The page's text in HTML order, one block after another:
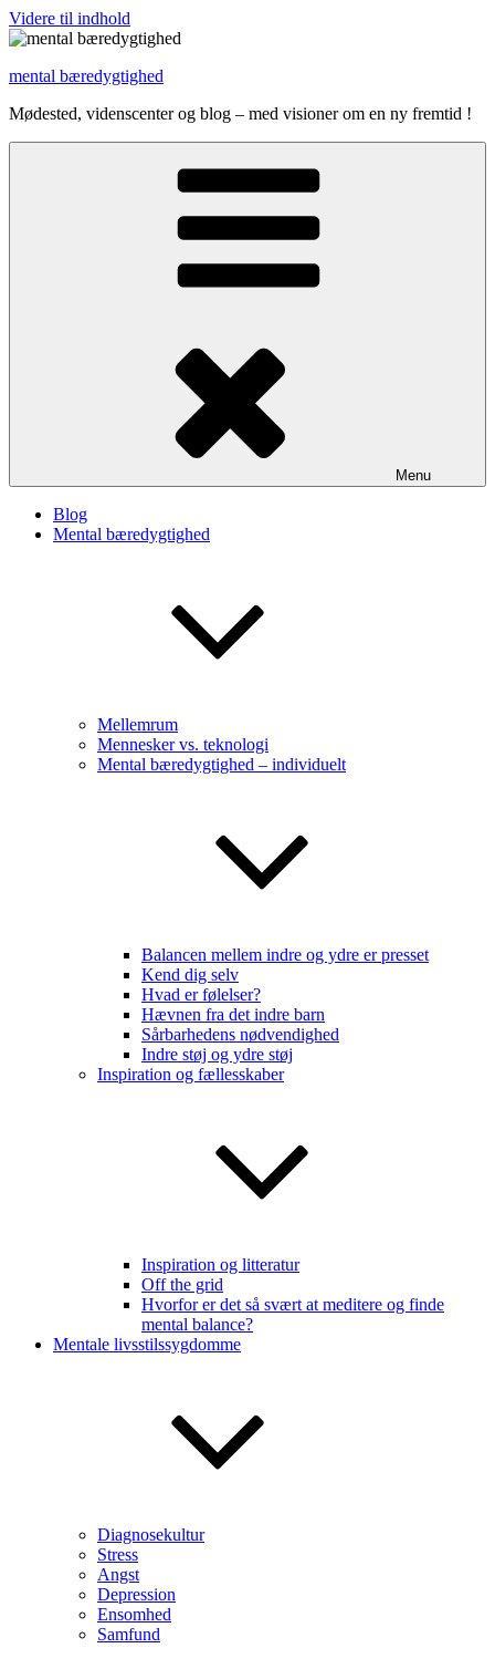
Videre til indhold
mental bæredygtighed
Mødested, videnscenter og blog – med visioner om en ny fremtid !
Menu
Blog
Mental bæredygtighed
Mellemrum
Mennesker vs. teknologi
Mental bæredygtighed – individuelt
Balancen mellem indre og ydre er presset
Kend dig selv
Hvad er følelser?
Hævnen fra det indre barn
Sårbarhedens nødvendighed
Indre støj og ydre støj
Inspiration og fællesskaber
Inspiration og litteratur
Off the grid
Hvorfor er det så svært at meditere og finde
mental balance?
Mentale livsstilssygdomme
Diagnosekultur
Stress
Angst
Depression
Ensomhed
Samfund